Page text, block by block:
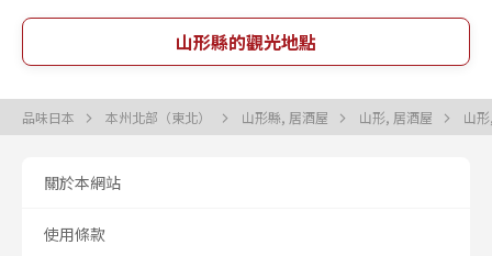
山形縣的觀光地點
品味日本 本州北部（東北） 山形縣, 居酒屋 山形, 居酒屋 山
關於本網站
使用條款